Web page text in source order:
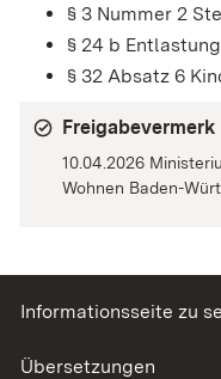
§ 3 Nummer 2
§ 24 b
§ 32 Absatz 6
Freigabevermerk
10.04.2026
Wohnen Baden-
Informationsseite zu
Übersetzungen